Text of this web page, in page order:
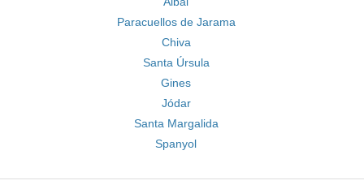
Paracuellos de Jarama
Chiva
Santa Úrsula
Gines
Jódar
Santa Margalida
Spanyol